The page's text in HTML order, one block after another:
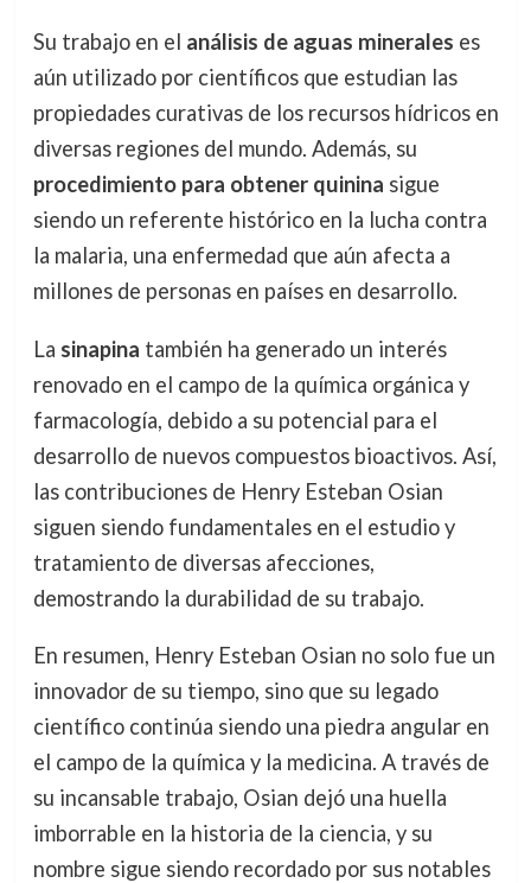
Su trabajo en el análisis de aguas minerales es
aún utilizado por científicos que estudian las
propiedades curativas de los recursos hídricos en
diversas regiones del mundo. Además, su
procedimiento para obtener quinina sigue
siendo un referente histórico en la lucha contra
la malaria, una enfermedad que aún afecta a
millones de personas en países en desarrollo.
La sinapina también ha generado un interés
renovado en el campo de la química orgánica y
farmacología, debido a su potencial para el
desarrollo de nuevos compuestos bioactivos. Así,
las contribuciones de Henry Esteban Osian
siguen siendo fundamentales en el estudio y
tratamiento de diversas afecciones,
demostrando la durabilidad de su trabajo.
En resumen, Henry Esteban Osian no solo fue un
innovador de su tiempo, sino que su legado
científico continúa siendo una piedra angular en
el campo de la química y la medicina. A través de
su incansable trabajo, Osian dejó una huella
imborrable en la historia de la ciencia, y su
nombre sigue siendo recordado por sus notables